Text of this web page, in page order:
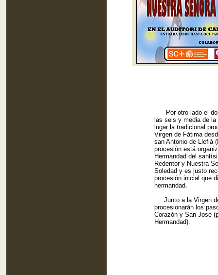
Por otro lado el
las seis y media de la
lugar la tradicional
Virgen de Fátima
san Antonio de Llefià
procesión está
Hermandad del
Redentor y Nuestra
Soledad y es justo
procesión inicial que
hermandad.
Junto a la Virgen
procesionarán los
Corazón y San José
Hermandad).